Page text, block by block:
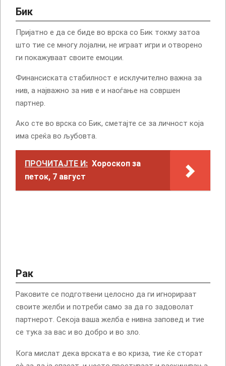
Бик
Пријатно е да се биде во врска со Бик токму затоа
што тие се многу лојални, не играат игри и отворено
ги покажуваат своите емоции.
Финансиската стабилност е исклучително важна за
нив, а најважно за нив е и наоѓање на совршен
партнер.
Ако сте во врска со Бик, сметајте се за личност која
има среќа во љубовта.
ПРОЧИТАЈТЕ И: Хороскоп за
петок, 7 август
Рак
Раковите се подготвени целосно да ги игнорираат
своите желби и потреби само за да го задоволат
партнерот. Секоја ваша желба е нивна заповед и тие
се тука за вас и во добро и во зло.
Кога мислат дека врската е во криза, тие ќе сторат